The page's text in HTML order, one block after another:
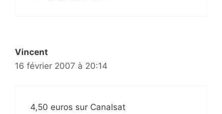
Vincent
16 février 2007 à 20:14
4,50 euros sur Canalsat